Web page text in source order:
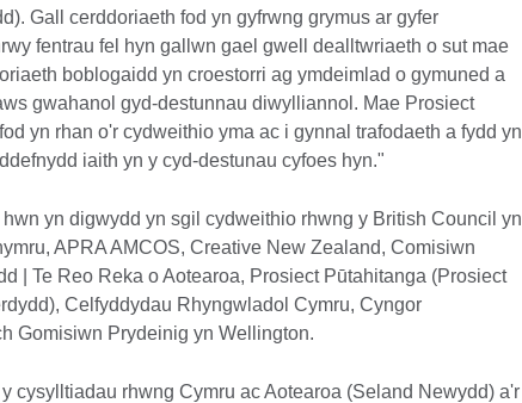
Gall cerddoriaeth fod yn gyfrwng grymus ar gyfer
fentrau fel hyn gallwn gael gwell dealltwriaeth o sut mae
boblogaidd yn croestorri ag ymdeimlad o gymuned a
gwahanol gyd-destunnau diwylliannol. Mae Prosiect
yn rhan o'r cydweithio yma ac i gynnal trafodaeth a fydd yn
iaith yn y cyd-destunau cyfoes hyn."
yn digwydd yn sgil cydweithio rhwng y British Council yn
APRA AMCOS, Creative New Zealand, Comisiwn
| Te Reo Reka o Aotearoa, Prosiect Pūtahitanga (Prosiect
Celfyddydau Rhyngwladol Cymru, Cyngor
Gomisiwn Prydeinig yn Wellington.
cysylltiadau rhwng Cymru ac Aotearoa (Seland Newydd) a'r